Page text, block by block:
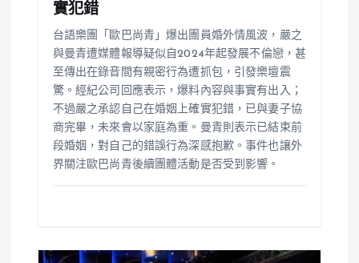
實犯錯
台語樂團「歐巴尚青」爆出團員婚外情風波，嚴之
與曼青遭媒體報導疑似自2024年起發展不倫戀，甚
至傳出在錄音間有親密行為遭抓包，引發樂壇震
驚。經紀公司回應表示，爆料內容與事實有出入；
不過嚴之承認自己在婚姻上確實犯錯，已與妻子協
商完畢，未來會以家庭為重。曼青則表示已結束前
段婚姻，對自己的錯誤行為深感抱歉。事件也讓外
界關注歐巴尚青後續團體活動是否受到影響。